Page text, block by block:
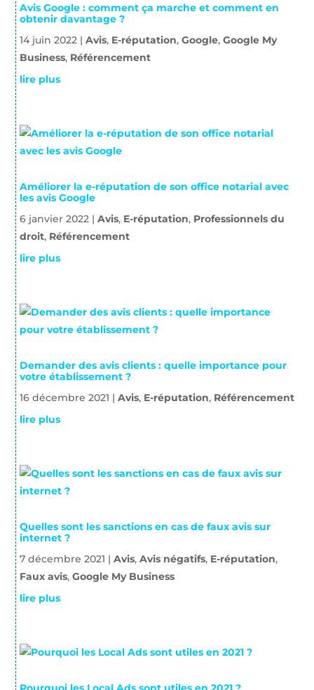
Avis Google : comment ça marche et comment en
obtenir davantage ?
14 juin 2022| Avis, E-réputation, Google, Google My
Business, Référencement
lire plus
Améliorer la e-réputation de son office notarial avec
les avis Google
6 janvier 2022| Avis, E-réputation, Professionnels du
droit, Référencement
lire plus
Demander des avis clients : quelle importance pour
votre établissement ?
16 décembre 2021 | Avis, E-réputation, Référencement
lire plus
Quelles sont les sanctions en cas de faux avis sur
internet ?
7 décembre 2021 | Avis, Avis négatifs, E-réputation,
Faux avis, Google My Business
lire plus